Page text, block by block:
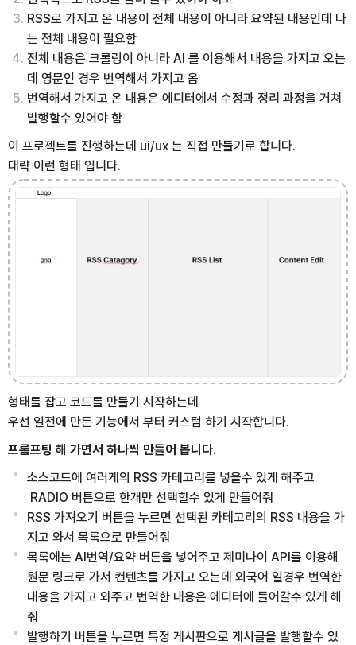
RSS로 가지고 온 내용이 전체 내용이 아니라 요약된 내용인데 나
는 전체 내용이 필요함
전체 내용은 크롤링이 아니라 AI 를 이용해서 내용을 가지고 오는
데 영문인 경우 번역해서 가지고 옴
번역해서 가지고 온 내용은 에디터에서 수정과 정리 과정을 거쳐
발행할수 있어야 함
이 프로젝트를 진행하는데 ui/ux 는 직접 만들기로 합니다.
대략 이런 형태 입니다.
형태를 잡고 코드를 만들기 시작하는데
우선 일전에 만든 기능에서 부터 커스텀 하기 시작합니다.
프롬프팅 해 가면서 하나씩 만들어 봅니다.
소스코드에 여러게의 RSS 카테고리를 넣을수 있게 해주고
RADIO 버튼으로 한개만 선택할수 있게 만들어줘
RSS 가져오기 버튼을 누르면 선택된 카테고리의 RSS 내용을 가
지고 와서 목록으로 만들어줘
목록에는 AI번역/요약 버튼을 넣어주고 제미나이 API를 이용해
원문 링크로 가서 컨텐츠를 가지고 오는데 외국어 일경우 번역한
내용을 가지고 와주고 번역한 내용은 에디터에 들어갈수 있게 해
줘
발행하기 버튼을 누르면 특정 게시판으로 게시글을 발행할수 있